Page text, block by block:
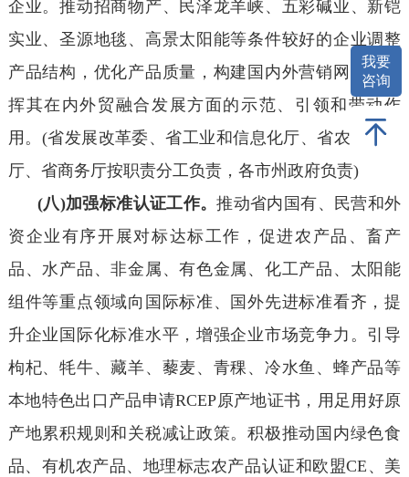
企业。推动招商物产、民泽龙羊峡、五彩碱业、新铠
实业、圣源地毯、高景太阳能等条件较好的企业调整
产品结构，优化产品质量，构建国内外营销网络，发
挥其在内外贸融合发展方面的示范、引领和带动作
用。(省发展改革委、省工业和信息化厅、省农业农村
厅、省商务厅按职责分工负责，各市州政府负责)
(八)加强标准认证工作。推动省内国有、民营和外
资企业有序开展对标达标工作，促进农产品、畜产
品、水产品、非金属、有色金属、化工产品、太阳能
组件等重点领域向国际标准、国外先进标准看齐，提
升企业国际化标准水平，增强企业市场竞争力。引导
枸杞、牦牛、藏羊、藜麦、青稞、冷水鱼、蜂产品等
本地特色出口产品申请RCEP原产地证书，用足用好原
产地累积规则和关税减让政策。积极推动国内绿色食
品、有机农产品、地理标志农产品认证和欧盟CE、美
我要
咨询